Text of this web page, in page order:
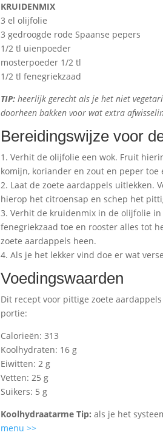
KRUIDENMIX
3 el olijfolie
3 gedroogde rode Spaanse pepers
1/2 tl uienpoeder
mosterpoeder 1/2 tl
1/2 tl fenegriekzaad
TIP:heerlijk gerecht als je het niet
doorheen bakken voor wat extra
Bereidingswijze voor
1. Verhit de olijfolie een wok. Fruit
komijn, koriander en zout en peper
2. Laat de zoete aardappels uitlekken.
hierop het citroensap en schep het
3. Verhit de kruidenmix in de olijfolie
fenegriekzaad toe en rooster alles tot
zoete aardappels heen.
4. Als je het lekker vind doe er wat
Voedingswaarden
Dit recept voor pittige zoete
portie:
Calorieën: 313
Koolhydraten: 16 g
Eiwitten: 2 g
Vetten: 25 g
Suikers: 5 g
Koolhydraatarme Tip: als je het
menu >>